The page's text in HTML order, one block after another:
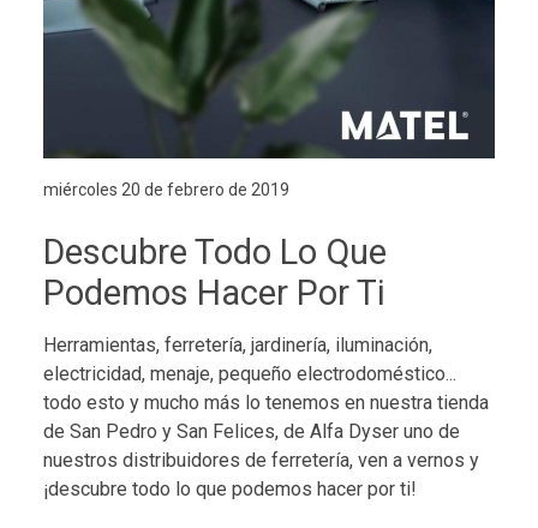
miércoles 20 de febrero de 2019
Descubre Todo Lo Que
Podemos Hacer Por Ti
Herramientas, ferretería, jardinería, iluminación,
electricidad, menaje, pequeño electrodoméstico...
todo esto y mucho más lo tenemos en nuestra tienda
de San Pedro y San Felices, de Alfa Dyser uno de
nuestros distribuidores de ferretería, ven a vernos y
¡descubre todo lo que podemos hacer por ti!